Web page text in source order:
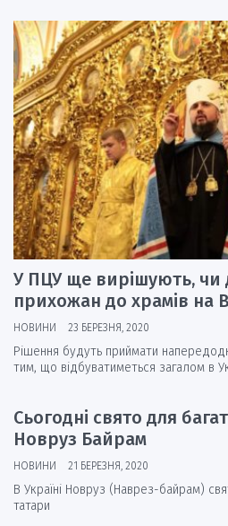
У ПЦУ ще вирішують, чи
прихожан до храмів на
НОВИНИ 23 БЕРЕЗНЯ, 2020
Рішення будуть приймати
тим, що відбуватиметься загалом в
Сьогодні свято для
Новруз Байрам
НОВИНИ 21 БЕРЕЗНЯ, 2020
В Україні Новруз (Наврез-байрам)
татари